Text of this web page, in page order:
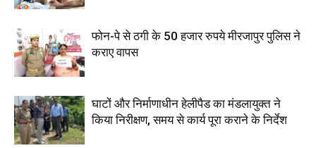
फोन-पे से ठगी के 50 हजार रुपये मीरजापुर पुलिस ने
कराए वापस
घाटों और निर्माणाधीन हेलीपैड का मंडलायुक्त ने
किया निरीक्षण, समय से कार्य पूरा कराने के निर्देश